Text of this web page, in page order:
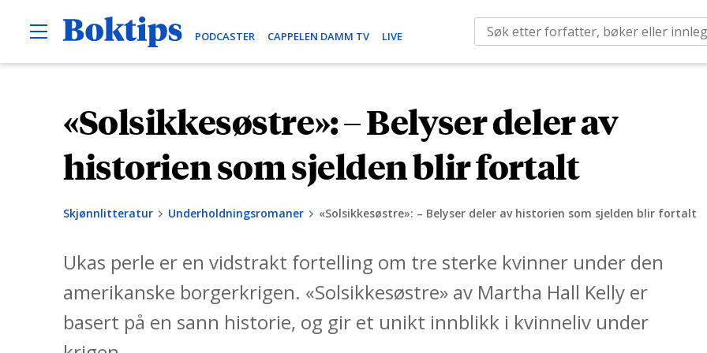
B
o
i
p
s
O
p PODCASTER CAPPELEN DAMM TV LIVE
e
c
h
f
o
r
«Solsikkesøstre»: – Belyser deler av
historien som sjelden blir fortalt
Skjønnlitteratur Underholdningsromaner «Solsikkesøstre»: – Belyser deler av historien som sjelden blir fortalt
Ukas perle er en vidstrakt fortelling om tre sterke kvinner under den
amerikanske borgerkrigen. «Solsikkesøstre» av Martha Hall Kelly er
basert på en sann historie, og gir et unikt innblikk i kvinneliv under